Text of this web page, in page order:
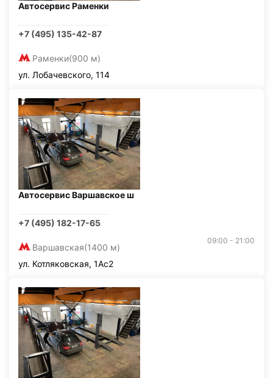
Автосервис Раменки
+7 (495) 135-42-87
Раменки(900 м)
ул. Лобачевского, 114
Автосервис Варшавское ш
+7 (495) 182-17-65
Варшавская(1400 м)
09:00 - 21:00
ул. Котляковская, 1Ас2